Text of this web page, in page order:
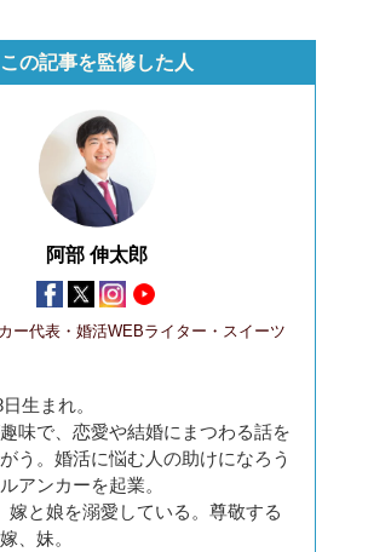
この記事を監修した人
阿部 伸太郎
ー代表・婚活WEBライター・スイーツ
生まれ。
味で、恋愛や結婚にまつわる話を
う。婚活に悩む人の助けになろう
アンカーを起業。
嫁と娘を溺愛している。尊敬する
、妹。